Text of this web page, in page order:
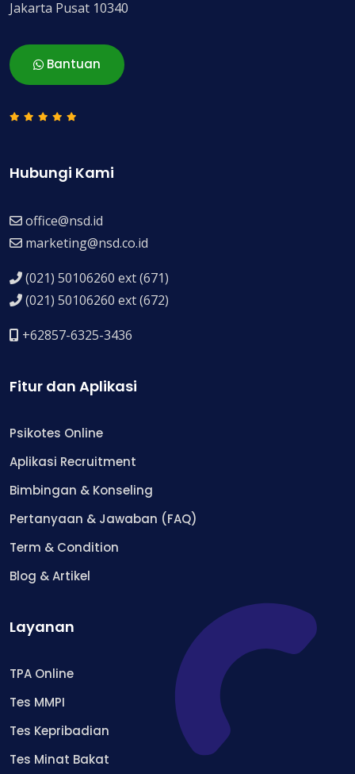
Jakarta Pusat 10340
Bantuan
Hubungi Kami
office@nsd.id
marketing@nsd.co.id
(021) 50106260 ext (671)
(021) 50106260 ext (672)
+62857-6325-3436
Fitur dan Aplikasi
Psikotes Online
Aplikasi Recruitment
Bimbingan & Konseling
Pertanyaan & Jawaban (FAQ)
Term & Condition
Blog & Artikel
Layanan
TPA Online
Tes MMPI
Tes Kepribadian
Tes Minat Bakat